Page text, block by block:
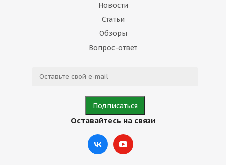
Новости
Статьи
Обзоры
Вопрос-ответ
Оставайтесь на связи